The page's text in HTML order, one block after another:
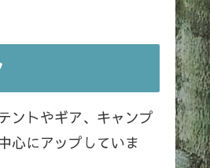
ントやギア、キャンプ
心にアップしていま